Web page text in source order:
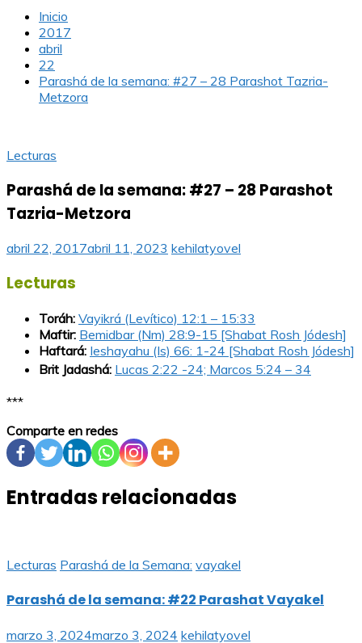
Inicio
2017
abril
22
Parashá de la semana: #27 – 28 Parashot Tazria-
Metzora
Lecturas
Parashá de la semana: #27 – 28 Parashot
Tazria-Metzora
abril 22, 2017abril 11, 2023 kehilatyovel
Lecturas
Toráh: Vayikrá (Levítico) 12:1 – 15:33
Maftir: Bemidbar (Nm) 28:9-15 [Shabat Rosh Jódesh]
Haftará: Ieshayahu (Is) 66: 1-24 [Shabat Rosh Jódesh]
Brit Jadashá: Lucas 2:22 -24; Marcos 5:24 – 34
***
Comparte en redes
Entradas relacionadas
Lecturas Parashá de la Semana: vayakel
Parashá de la semana: #22 Parashat Vayakel
marzo 3, 2024marzo 3, 2024 kehilatyovel